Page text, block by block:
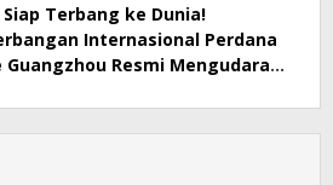
Siap Terbang ke Dunia!
Internasional Perdana
Guangzhou Resmi Mengudara